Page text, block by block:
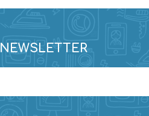
NEWSLETTER